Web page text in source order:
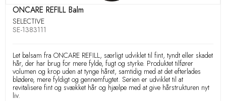
ONCARE REFILL Balm
SELECTIVE
SE-1383111
Let balsam fra ONCARE REFILL, særligt udviklet til fint, tyndt eller skadet
hår, der har brug for mere fylde, fugt og styrke. Produktet tilfører
volumen og krop uden at tynge håret, samtidig med at det efterlades
blødere, mere fyldigt og gennemfugtet. Serien er udviklet til at
revitalisere fint og svækket hår og hjælpe med at give hårstrukturen nyt
liv.